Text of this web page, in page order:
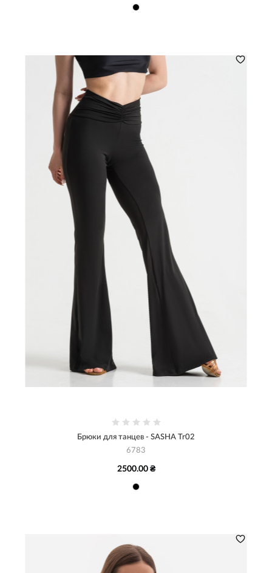
Брюки для танцев - SASHA Tr02
6783
2500.00 ₴